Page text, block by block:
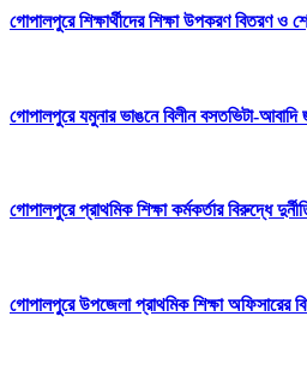
গোপালপুরে শিক্ষার্থীদের শিক্ষা উপকরণ বিতরণ ও
গোপালপুরে যমুনার ভাঙনে বিলীন বসতভিটা-আবাদি
গোপালপুরে প্রাথমিক শিক্ষা কর্মকর্তার বিরুদ্ধে
গোপালপুরে উপজেলা প্রাথমিক শিক্ষা অফিসারের